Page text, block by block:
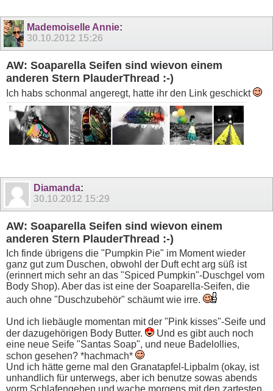
Mademoiselle Annie:
30.10.2012 15:26
AW: Soaparella Seifen sind wievon einem
anderen Stern PlauderThread :-)
Ich habs schonmal angeregt, hatte ihr den Link geschickt
Diamanda:
30.10.2012 15:29
AW: Soaparella Seifen sind wievon einem
anderen Stern PlauderThread :-)
Ich finde übrigens die "Pumpkin Pie" im Moment wieder
ganz gut zum Duschen, obwohl der Duft echt arg süß ist
(erinnert mich sehr an das "Spiced Pumpkin"-Duschgel vom
Body Shop). Aber das ist eine der Soaparella-Seifen, die
auch ohne "Duschzubehör" schäumt wie irre.
Und ich liebäugle momentan mit der "Pink kisses"-Seife und
der dazugehörigen Body Butter.
Und es gibt auch noch
eine neue Seife "Santas Soap", und neue Badelollies,
schon gesehen? *hachmach*
Und ich hätte gerne mal den Granatapfel-Lipbalm (okay, ist
unhandlich für unterwegs, aber ich benutze sowas abends
vorm Schlafengehen und wache morgens mit den zartesten